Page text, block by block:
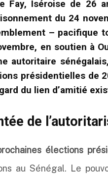
Fay, Iséroise de 26
du 24
– pacifique
en soutien à
autoritaire
présidentielles de
du lien d’amitié
de
élections
au Sénégal. Le